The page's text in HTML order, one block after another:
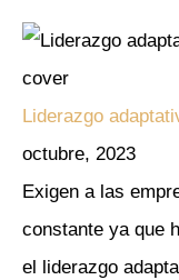
Liderazgo
octubre, 2023
Exigen a las
constante ya que
el liderazgo